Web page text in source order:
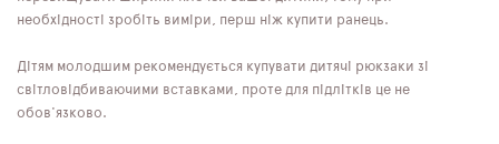
необхідності зробіть виміри, перш ніж купити ранець.
Дітям молодшим рекомендується купувати дитячі рюкзаки зі
світловідбиваючими вставками, проте для підлітків це не
обов'язково.